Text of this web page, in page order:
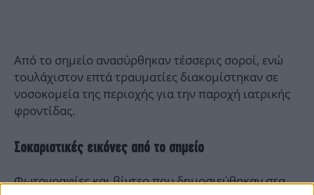
Από το σημείο ανασύρθηκαν τέσσερις σοροί, ενώ
τουλάχιστον επτά τραυματίες διακομίστηκαν σε
νοσοκομεία της περιοχής για την παροχή ιατρικής
φροντίδας.
Σοκαριστικές εικόνες από το σημείο
Φωτογραφίες και βίντεο που δημοσιεύθηκαν στα